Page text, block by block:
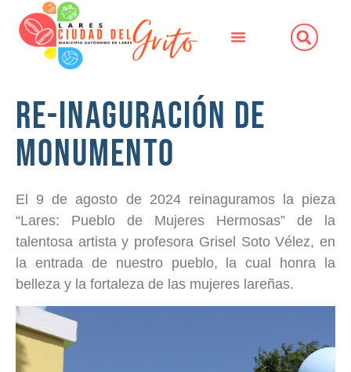
Re-Inaguración de
Monumento
El 9 de agosto de 2024 reinaguramos la pieza
“Lares: Pueblo de Mujeres Hermosas” de la
talentosa artista y profesora Grisel Soto Vélez, en
la entrada de nuestro pueblo, la cual honra la
belleza y la fortaleza de las mujeres lareñas.